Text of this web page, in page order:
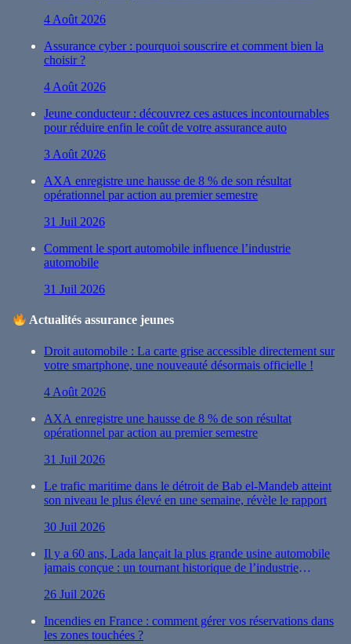
4 Août 2026
Assurance cyber : pourquoi souscrire et comment bien la
choisir ?
4 Août 2026
Jeune conducteur : découvrez ces astuces incontournables
pour réduire enfin le coût de votre assurance auto
3 Août 2026
AXA enregistre une hausse de 8 % de son résultat
opérationnel par action au premier semestre
31 Juil 2026
Comment le sport automobile influence l’industrie
automobile
31 Juil 2026
Actualités assurance jeunes
Droit automobile : La carte grise accessible directement sur
votre smartphone, une nouveauté désormais officielle !
4 Août 2026
AXA enregistre une hausse de 8 % de son résultat
opérationnel par action au premier semestre
31 Juil 2026
Le trafic maritime dans le détroit de Bab el-Mandeb atteint
son niveau le plus élevé en une semaine, révèle le rapport
30 Juil 2026
Il y a 60 ans, Lada lançait la plus grande usine automobile
jamais conçue : un tournant historique de l’industrie
26 Juil 2026
Incendies en France : comment gérer vos réservations dans
les zones touchées ?